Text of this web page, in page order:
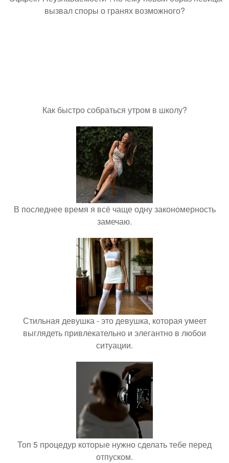
вызвал споры о гранях возможного?
Как быстро собраться утром в школу?
В последнее время я всё чаще одну закономерность
замечаю.
Стильная девушка - это девушка, которая умеет
выглядеть привлекательно и элегантно в любои
ситуации.
Топ 5 процедур которые нужно сделать тебе перед
отпуском.